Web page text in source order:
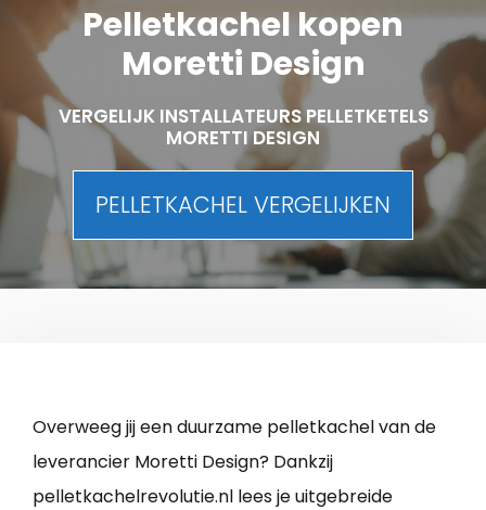
Pelletkachel kopen
Moretti Design
VERGELIJK INSTALLATEURS PELLETKETELS
MORETTI DESIGN
PELLETKACHEL VERGELIJKEN
Overweeg jij een duurzame pelletkachel van de
leverancier Moretti Design? Dankzij
pelletkachelrevolutie.nl lees je uitgebreide